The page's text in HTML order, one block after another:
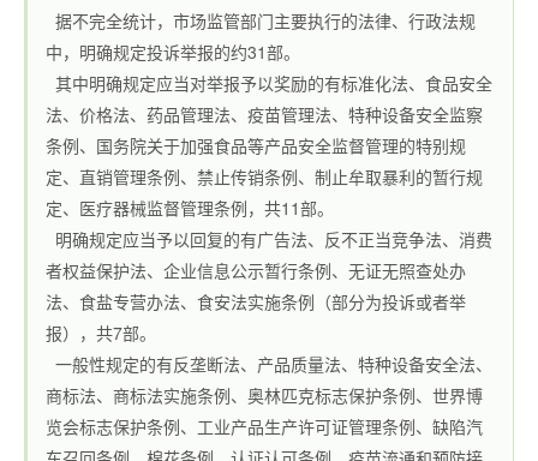
据不完全统计，市场监管部门主要执行的法律、行政法规
中，明确规定投诉举报的约31部。
其中明确规定应当对举报予以奖励的有标准化法、食品安全
法、价格法、药品管理法、疫苗管理法、特种设备安全监察
条例、国务院关于加强食品等产品安全监督管理的特别规
定、直销管理条例、禁止传销条例、制止牟取暴利的暂行规
定、医疗器械监督管理条例，共11部。
明确规定应当予以回复的有广告法、反不正当竞争法、消费
者权益保护法、企业信息公示暂行条例、无证无照查处办
法、食盐专营办法、食安法实施条例（部分为投诉或者举
报），共7部。
一般性规定的有反垄断法、产品质量法、特种设备安全法、
商标法、商标法实施条例、奥林匹克标志保护条例、世界博
览会标志保护条例、工业产品生产许可证管理条例、缺陷汽